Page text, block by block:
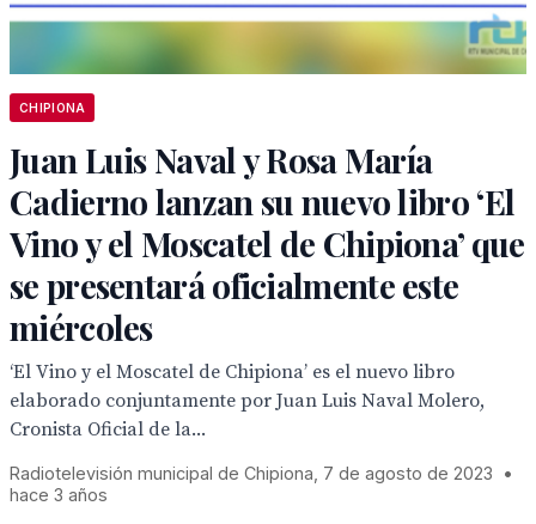
CHIPIONA
Juan Luis Naval y Rosa María
Cadierno lanzan su nuevo libro ‘El
Vino y el Moscatel de Chipiona’ que
se presentará oficialmente este
miércoles
‘El Vino y el Moscatel de Chipiona’ es el nuevo libro
elaborado conjuntamente por Juan Luis Naval Molero,
Cronista Oficial de la...
Radiotelevisión municipal de Chipiona, 7 de agosto de 2023
•
hace 3 años